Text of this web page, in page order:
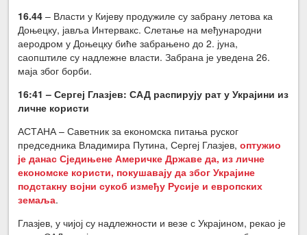
16.44 – Власти у Кијеву продужиле су забрану летова ка
Доњецку, јавља Интервакс. Слетање на међународни
аеродром у Доњецку биће забрањено до 2. јуна,
саопштиле су надлежне власти. Забрана је уведена 26.
маја због борби.
16:41 – Сергеј Глазјев: САД распирују рат у Украјини из
личне користи
АСТАНА – Саветник за економска питања руског
председника Владимира Путина, Сергеј Глазјев, оптужио
је данас Сједињене Америчке Државе да, из личне
економске користи, покушавају да због Украјине
подстакну војни сукоб између Русије и европских
земаља.
Глазјев, у чијој су надлежности и везе с Украјином, рекао је